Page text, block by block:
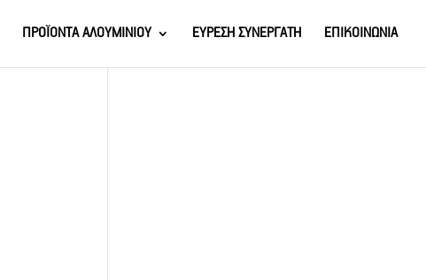
ΠΡΟΪΟΝΤΑ ΑΛΟΥΜΙΝΙΟΥ ΕΥΡΕΣΗ ΣΥΝΕΡΓΑΤΗ ΕΠΙΚΟΙΝΩΝΙΑ